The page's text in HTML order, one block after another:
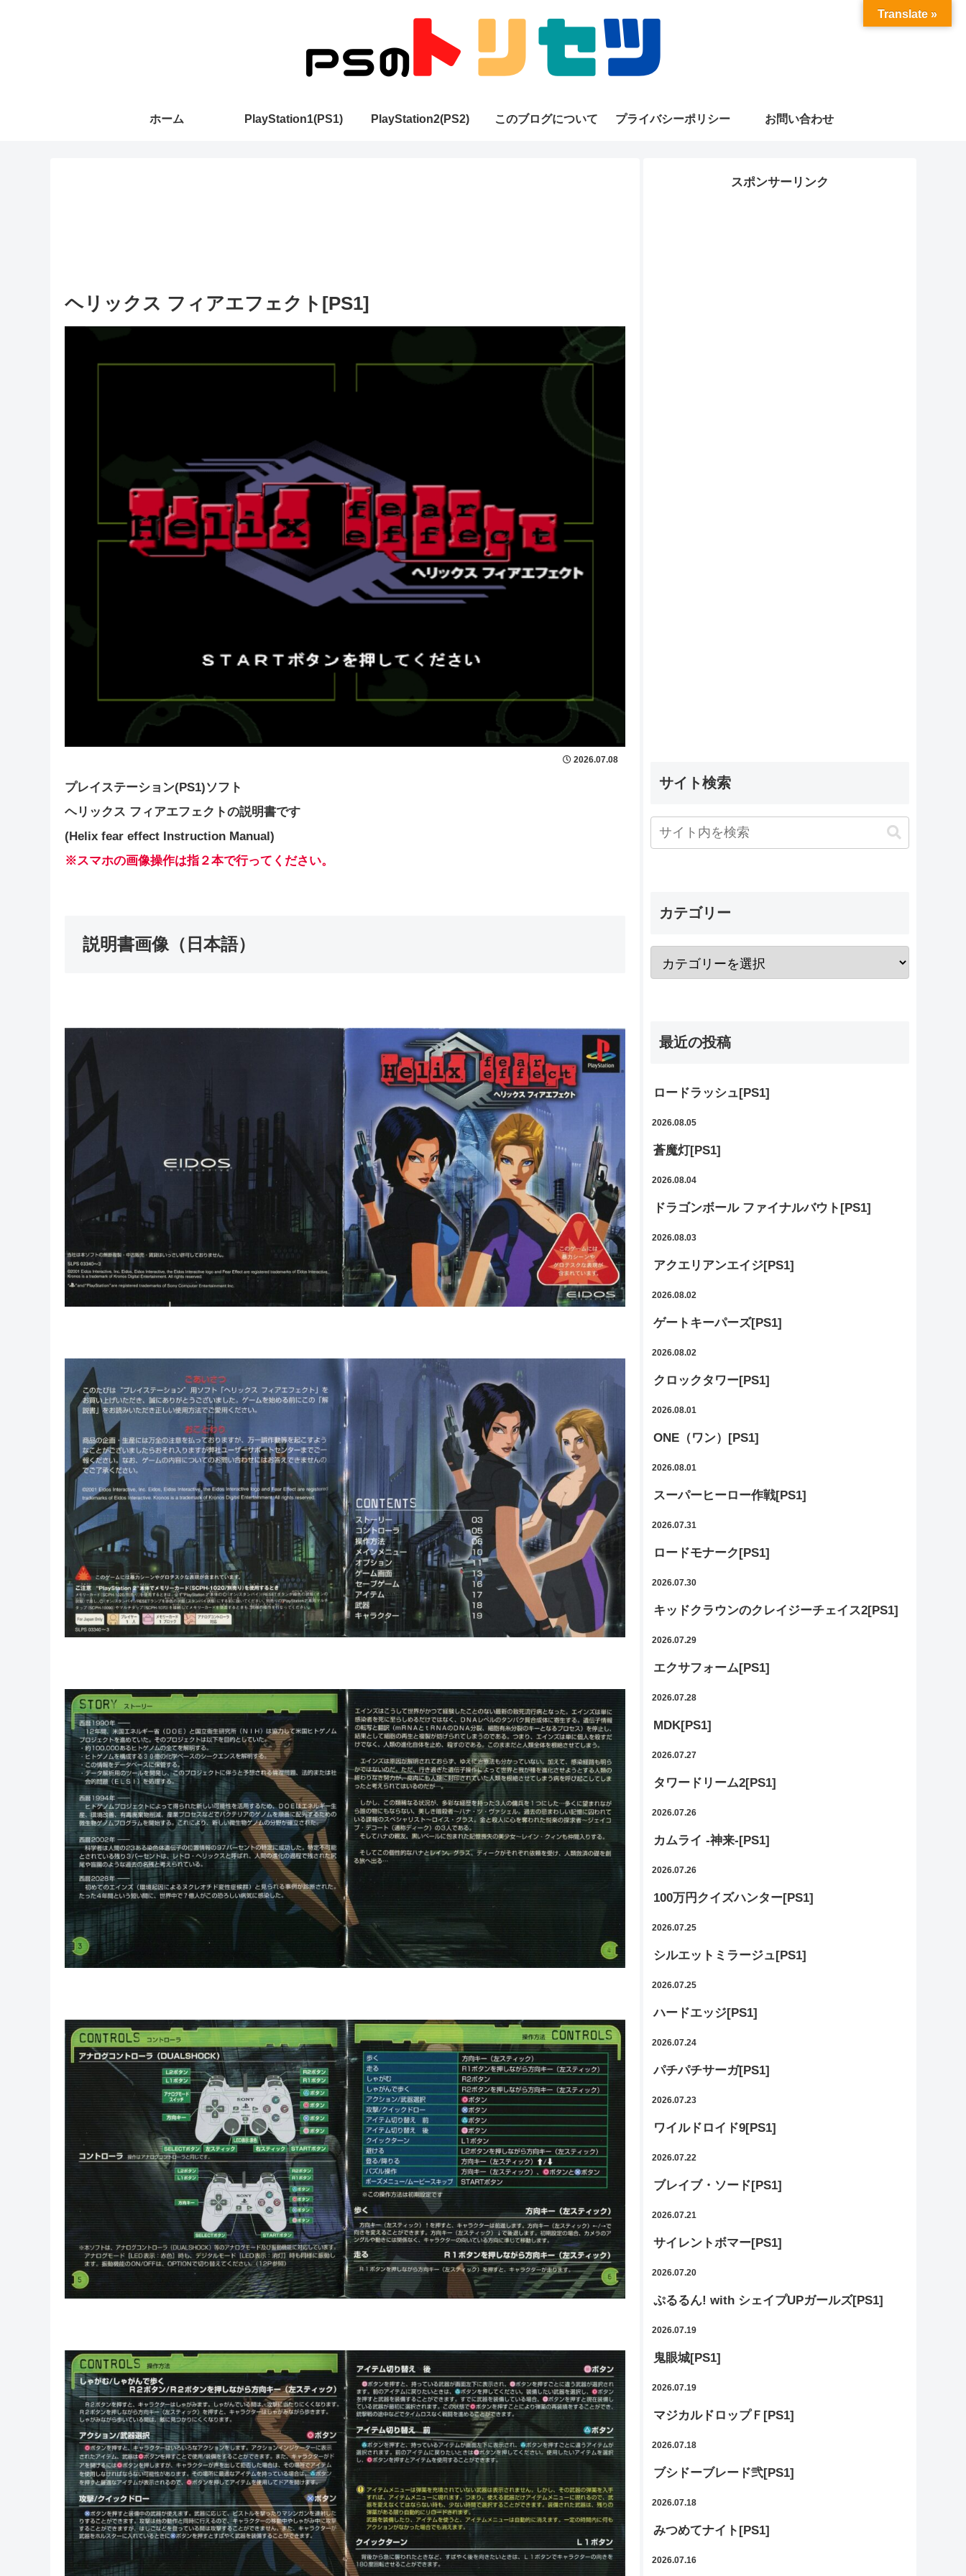
ホーム PlayStation1(PS1) PlayStation2(PS2) このブログについて プライバシーポリシー お問い合わせ
ヘリックス フィアエフェクト[PS1]
2026.07.08
プレイステーション(PS1)ソフト
ヘリックス フィアエフェクトの説明書です
(Helix fear effect Instruction Manual)
※スマホの画像操作は指２本で行ってください。
説明書画像（日本語）
スポンサーリンク
サイト検索
カテゴリー
最近の投稿
ロードラッシュ[PS1]
2026.08.05
蒼魔灯[PS1]
2026.08.04
ドラゴンボール ファイナルバウト[PS1]
2026.08.03
アクエリアンエイジ[PS1]
2026.08.02
ゲートキーパーズ[PS1]
2026.08.02
クロックタワー[PS1]
2026.08.01
ONE（ワン）[PS1]
2026.08.01
スーパーヒーロー作戦[PS1]
2026.07.31
ロードモナーク[PS1]
2026.07.30
キッドクラウンのクレイジーチェイス2[PS1]
2026.07.29
エクサフォーム[PS1]
2026.07.28
MDK[PS1]
2026.07.27
タワードリーム2[PS1]
2026.07.26
カムライ -神来-[PS1]
2026.07.26
100万円クイズハンター[PS1]
2026.07.25
シルエットミラージュ[PS1]
2026.07.25
ハードエッジ[PS1]
2026.07.24
パチパチサーガ[PS1]
2026.07.23
ワイルドロイド9[PS1]
2026.07.22
ブレイブ・ソード[PS1]
2026.07.21
サイレントボマー[PS1]
2026.07.20
ぷるるん! with シェイプUPガールズ[PS1]
2026.07.19
鬼眼城[PS1]
2026.07.19
マジカルドロップＦ[PS1]
2026.07.18
ブシドーブレード弐[PS1]
2026.07.18
みつめてナイト[PS1]
2026.07.16
Translate »